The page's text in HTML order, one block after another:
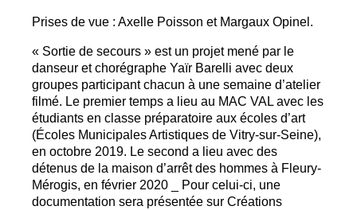
Prises de vue : Axelle Poisson et Margaux Opinel.
« Sortie de secours » est un projet mené par le
danseur et chorégraphe Yaïr Barelli avec deux
groupes participant chacun à une semaine d’atelier
filmé. Le premier temps a lieu au MAC VAL avec les
étudiants en classe préparatoire aux écoles d’art
(Écoles Municipales Artistiques de Vitry-sur-Seine),
en octobre 2019. Le second a lieu avec des
détenus de la maison d’arrêt des hommes à Fleury-
Mérogis, en février 2020 _ Pour celui-ci, une
documentation sera présentée sur Créations